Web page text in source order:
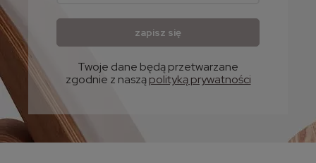
zapisz się
Twoje dane będą przetwarzane
zgodnie z nasząpolityką prywatności